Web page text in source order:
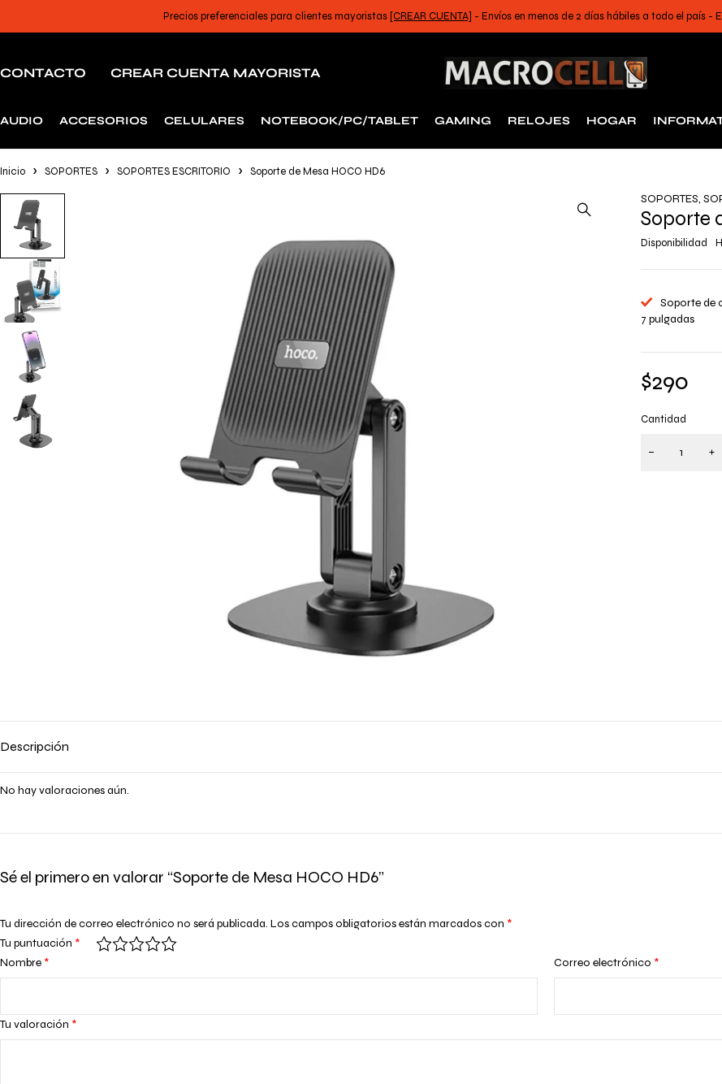
Precios preferenciales para clientes mayoristas [CREAR CUENTA] - Envíos en menos de 2 días hábiles a todo el país -
CONTACTO CREAR CUENTA MAYORISTA
AUDIO ACCESORIOS CELULARES NOTEBOOK/PC/TABLET GAMING RELOJES HOGAR
Inicio SOPORTES SOPORTES ESCRITORIO Soporte de Mesa HOCO HD6
SOPORTES,
Soporte
Disponibilidad
Soporte de
7 pulgadas
$290
Cantidad
Descripción
No hay valoraciones aún.
Sé el primero en valorar “Soporte de Mesa HOCO HD6”
Tu dirección de correo electrónico no será publicada. Los campos obligatorios están marcados con *
Tu puntuación *
Tu valoración *
Nombre * Correo electrónico *